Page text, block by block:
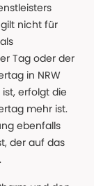
nicht für
Tag oder der
in NRW
erfolgt die
mehr ist.
ebenfalls
der auf das